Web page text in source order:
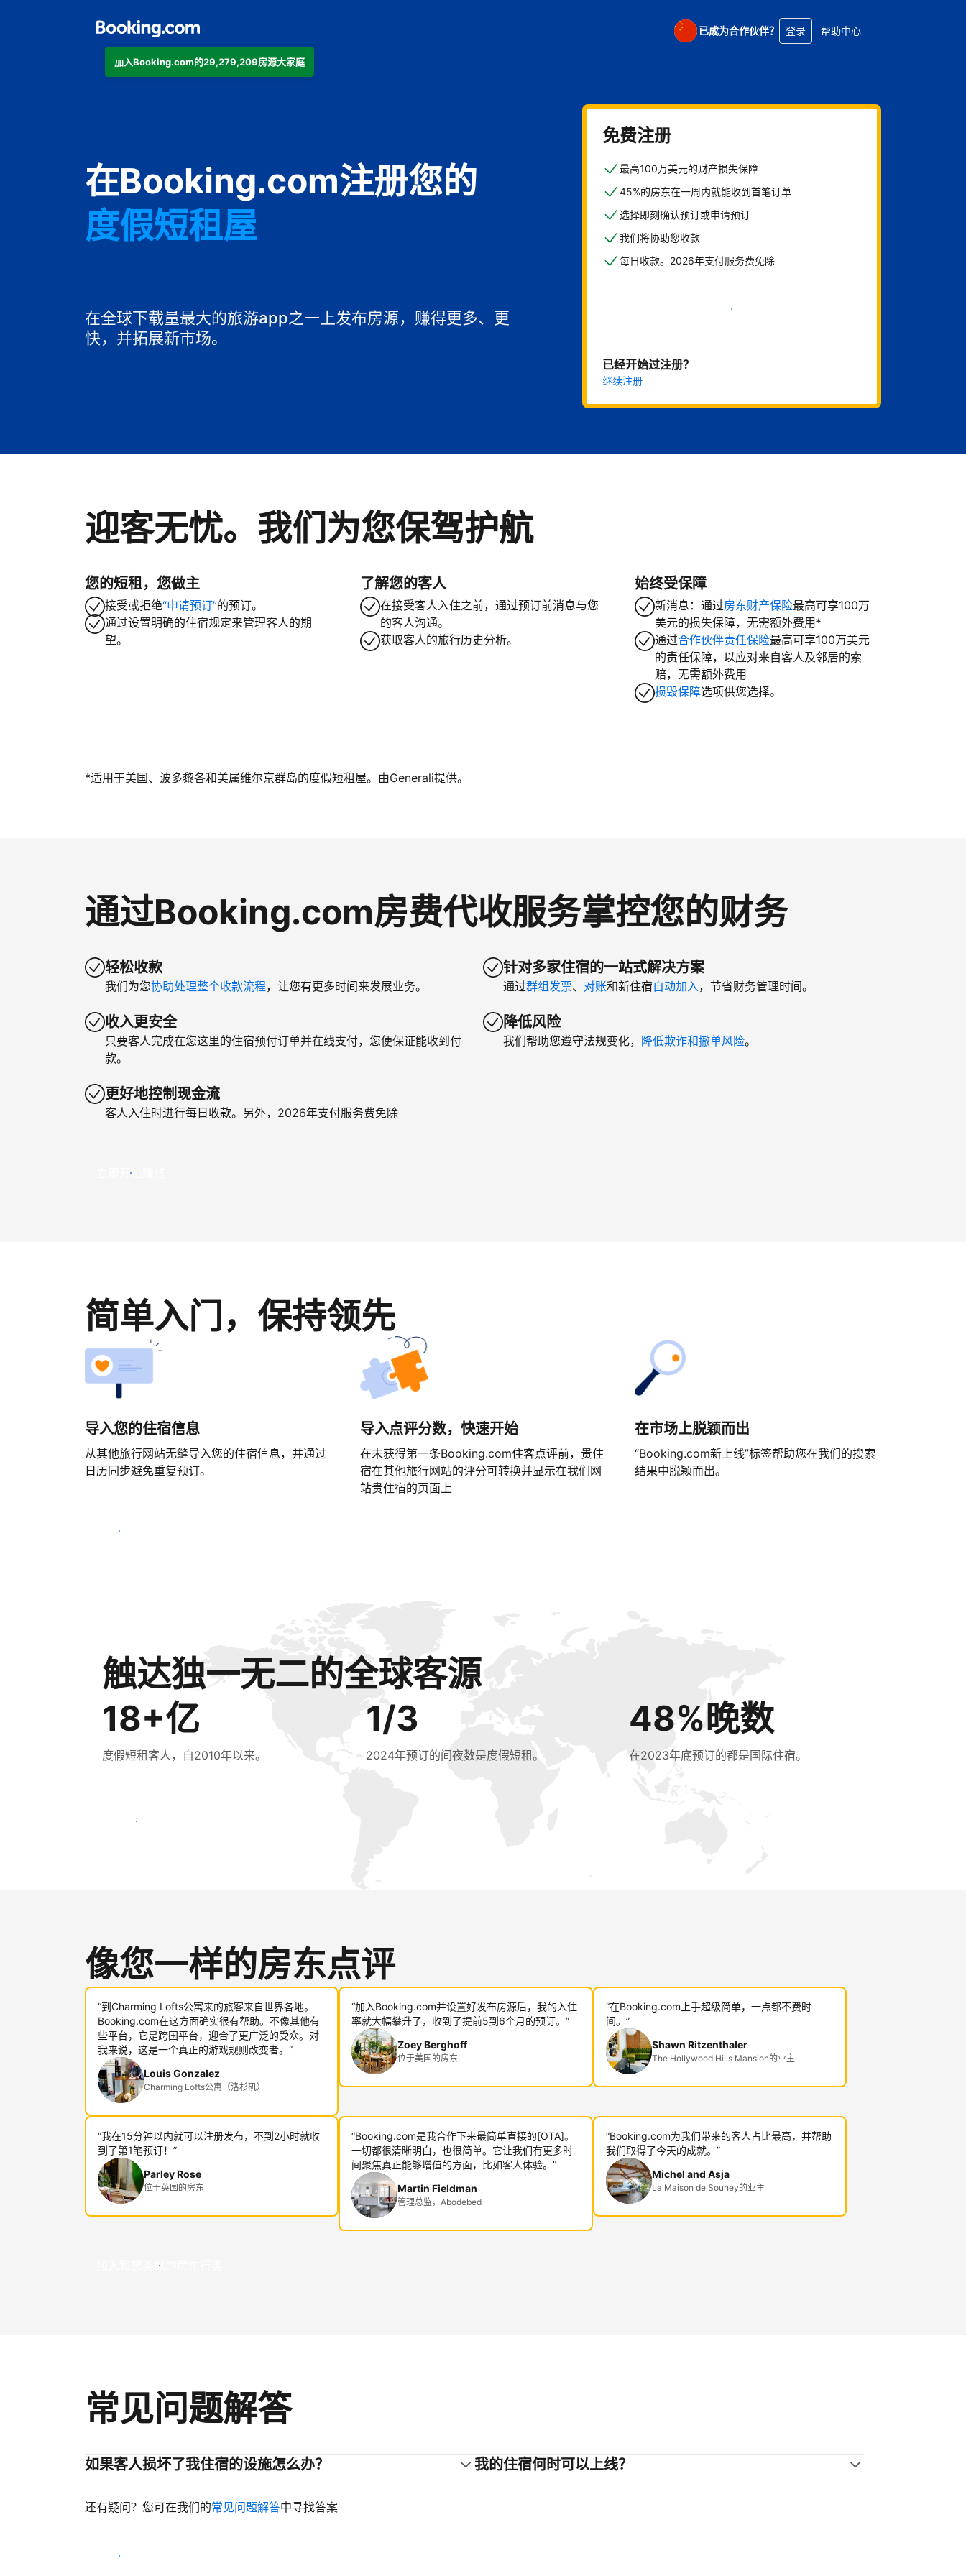
加入Booking.com的29,279,209房源大家庭
已成为合作伙伴？ 登录 帮助中心
在Booking.com注册您的
酒店
度假短租屋
住宿加早餐旅馆
在全球下载量最大的旅游app之一上发布房源，赚得更多、更
快，并拓展新市场。
免费注册
最高100万美元的财产损失保障
45%的房东在一周内就能收到首笔订单
选择即刻确认预订或申请预订
我们将协助您收款
每日收款。2026年支付服务费免除
立即开始
已经开始过注册？
继续注册
迎客无忧。我们为您保驾护航
您的短租，您做主
接受或拒绝“申请预订”的预订。
通过设置明确的住宿规定来管理客人的期
望。
了解您的客人
在接受客人入住之前，通过预订前消息与您
的客人沟通。
获取客人的旅行历史分析。
始终受保障
新消息：通过房东财产保险最高可享100万
美元的损失保障，无需额外费用*
通过合作伙伴责任保险最高可享100万美元
的责任保障，以应对来自客人及邻居的索
赔，无需额外费用
损毁保障选项供您选择。
立即与我们一起迎接客人
*适用于美国、波多黎各和美属维尔京群岛的度假短租屋。由Generali提供。
通过Booking.com房费代收服务掌控您的财务
轻松收款
我们为您协助处理整个收款流程，让您有更多时间来发展业务。
收入更安全
只要客人完成在您这里的住宿预付订单并在线支付，您便保证能收到付
款。
更好地控制现金流
客人入住时进行每日收款。另外，2026年支付服务费免除
针对多家住宿的一站式解决方案
通过群组发票、 对账和新住宿自动加入，节省财务管理时间。
降低风险
我们帮助您遵守法规变化， 降低欺诈和撤单风险。
立即开始赚钱
简单入门，保持领先
导入您的住宿信息
从其他旅行网站无缝导入您的住宿信息，并通过
日历同步避免重复预订。
导入点评分数，快速开始
在未获得第一条Booking.com住客点评前，贵住
宿在其他旅行网站的评分可转换并显示在我们网
站贵住宿的页面上
在市场上脱颖而出
“Booking.com新上线”标签帮助您在我们的搜索
结果中脱颖而出。
马上开始
触达独一无二的全球客源
18+亿
度假短租客人，自2010年以来。
1/3
2024年预订的间夜数是度假短租。
48%晚数
在2023年底预订的都是国际住宿。
立即触达新客人
像您一样的房东点评
“到Charming Lofts公寓来的旅客来自世界各地。
Booking.com在这方面确实很有帮助。不像其他有
些平台，它是跨国平台，迎合了更广泛的受众。对
我来说，这是一个真正的游戏规则改变者。”
Louis Gonzalez
Charming Lofts公寓（洛杉矶）
“加入Booking.com并设置好发布房源后，我的入住
率就大幅攀升了，收到了提前5到6个月的预订。”
Zoey Berghoff
位于美国的房东
“在Booking.com上手超级简单，一点都不费时
间。”
Shawn Ritzenthaler
The Hollywood Hills Mansion的业主
“我在15分钟以内就可以注册发布，不到2小时就收
到了第1笔预订！”
Parley Rose
位于英国的房东
“Booking.com是我合作下来最简单直接的[OTA]。
一切都很清晰明白，也很简单。它让我们有更多时
间聚焦真正能够增值的方面，比如客人体验。”
Martin Fieldman
管理总监，Abodebed
“Booking.com为我们带来的客人占比最高，并帮助
我们取得了今天的成就。”
Michel and Asja
La Maison de Souhey的业主
加入和您类似的房东行类
常见问题解答
如果客人损坏了我住宿的设施怎么办？ 我的住宿何时可以上线？
还有疑问？您可在我们的常见问题解答中寻找答案
开始迎客